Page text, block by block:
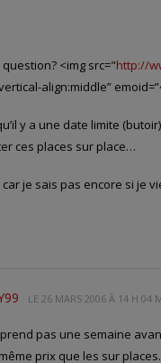
question? <img src="http://
align:middle”
y a une date limite
ces places sur place…
car je sais pas encore si je
LE 26 MARS 2006 À 14 H 04
prend pas une semaine
prix que les sur